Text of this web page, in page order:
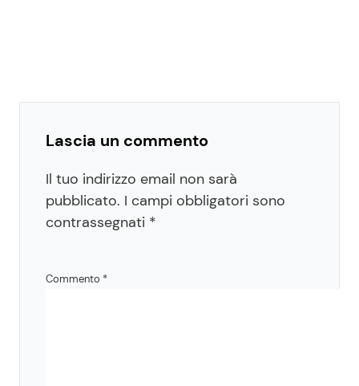
Lascia un commento
Il tuo indirizzo email non sarà
pubblicato. I campi obbligatori sono
contrassegnati *
Commento *